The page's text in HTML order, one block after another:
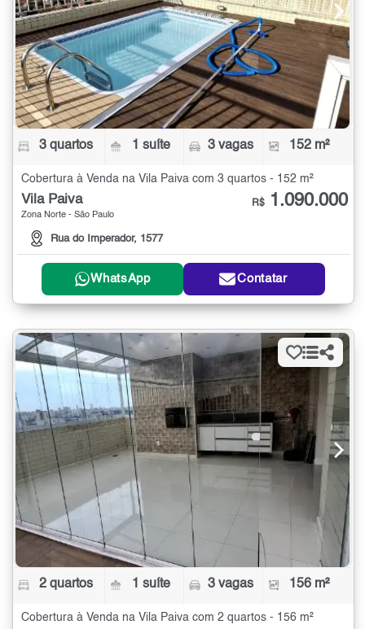
3 quartos 1 suíte 3 vagas 152 m²
Cobertura à Venda na Vila Paiva com 3 quartos - 152 m²
Vila Paiva
Zona Norte - São Paulo
Rua do Imperador, 1577
R$ 1.090.000
WhatsApp Contatar
2 quartos 1 suíte 3 vagas 156 m²
Cobertura à Venda na Vila Paiva com 2 quartos - 156 m²